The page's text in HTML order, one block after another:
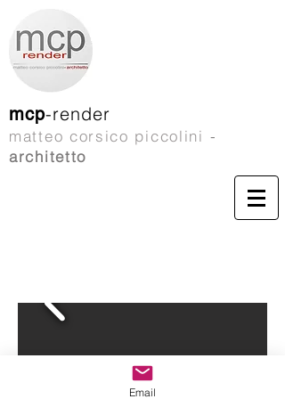
matteo corsico piccolini -
architetto
mcp-render
Email